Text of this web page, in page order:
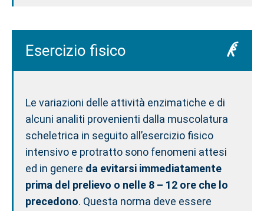
Esercizio fisico
Le variazioni delle attività enzimatiche e di
alcuni analiti provenienti dalla muscolatura
scheletrica in seguito all’esercizio fisico
intensivo e protratto sono fenomeni attesi
ed in genere da evitarsi immediatamente
prima del prelievo o nelle 8 – 12 ore che lo
precedono. Questa norma deve essere